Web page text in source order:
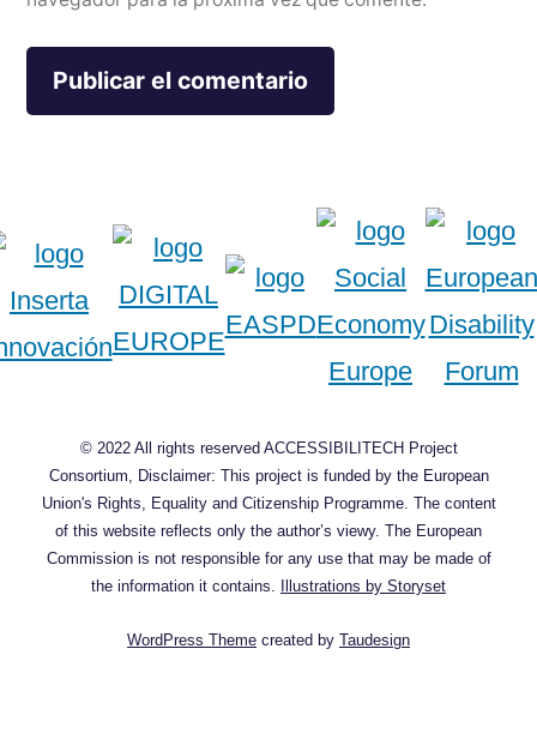
© 2022 All rights reserved ACCESSIBILITECH Project
Consortium, Disclaimer: This project is funded by the European
Union's Rights, Equality and Citizenship Programme. The content
of this website reflects only the author’s viewy. The European
Commission is not responsible for any use that may be made of
the information it contains.
Illustrations by Storyset
WordPress Theme created by Taudesign